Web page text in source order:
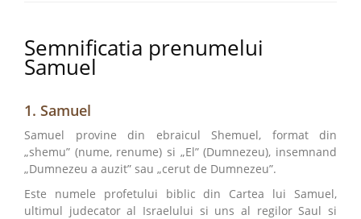
Semnificatia prenumelui
Samuel
1. Samuel
Samuel provine din ebraicul Shemuel, format din
„shemu” (nume, renume) si „El” (Dumnezeu), insemnand
„Dumnezeu a auzit” sau „cerut de Dumnezeu”.
Este numele profetului biblic din Cartea lui Samuel,
ultimul judecator al Israelului si uns al regilor Saul si